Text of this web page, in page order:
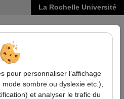
La Rochelle Université
pour personnaliser l’affichage
sombre ou dyslexie etc.),
et analyser le trafic du